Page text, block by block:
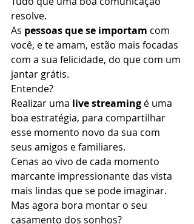
resolve.
As pessoas que se importam com
você, e te amam, estão mais focadas
com a sua felicidade, do que com um
jantar grátis.
Entende?
Realizar uma live streaming é uma
boa estratégia, para compartilhar
esse momento novo da sua com
seus amigos e familiares.
Cenas ao vivo de cada momento
marcante impressionante das vista
mais lindas que se pode imaginar.
Mas agora bora montar o seu
casamento dos sonhos?